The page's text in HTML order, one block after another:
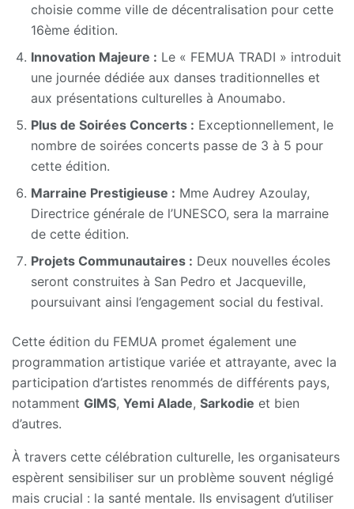
choisie comme ville de décentralisation pour cette
16ème édition.
Innovation Majeure : Le « FEMUA TRADI » introduit
une journée dédiée aux danses traditionnelles et
aux présentations culturelles à Anoumabo.
Plus de Soirées Concerts : Exceptionnellement, le
nombre de soirées concerts passe de 3 à 5 pour
cette édition.
Marraine Prestigieuse : Mme Audrey Azoulay,
Directrice générale de l’UNESCO, sera la marraine
de cette édition.
Projets Communautaires : Deux nouvelles écoles
seront construites à San Pedro et Jacqueville,
poursuivant ainsi l’engagement social du festival.
Cette édition du FEMUA promet également une
programmation artistique variée et attrayante, avec la
participation d’artistes renommés de différents pays,
notamment GIMS, Yemi Alade, Sarkodie et bien
d’autres.
À travers cette célébration culturelle, les organisateurs
espèrent sensibiliser sur un problème souvent négligé
mais crucial : la santé mentale. Ils envisagent d’utiliser